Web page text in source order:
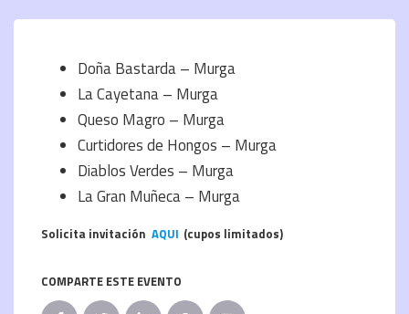
Doña Bastarda – Murga
La Cayetana – Murga
Queso Magro – Murga
Curtidores de Hongos – Murga
Diablos Verdes – Murga
La Gran Muñeca – Murga
Solicita invitación AQUI (cupos limitados)
COMPARTE ESTE EVENTO